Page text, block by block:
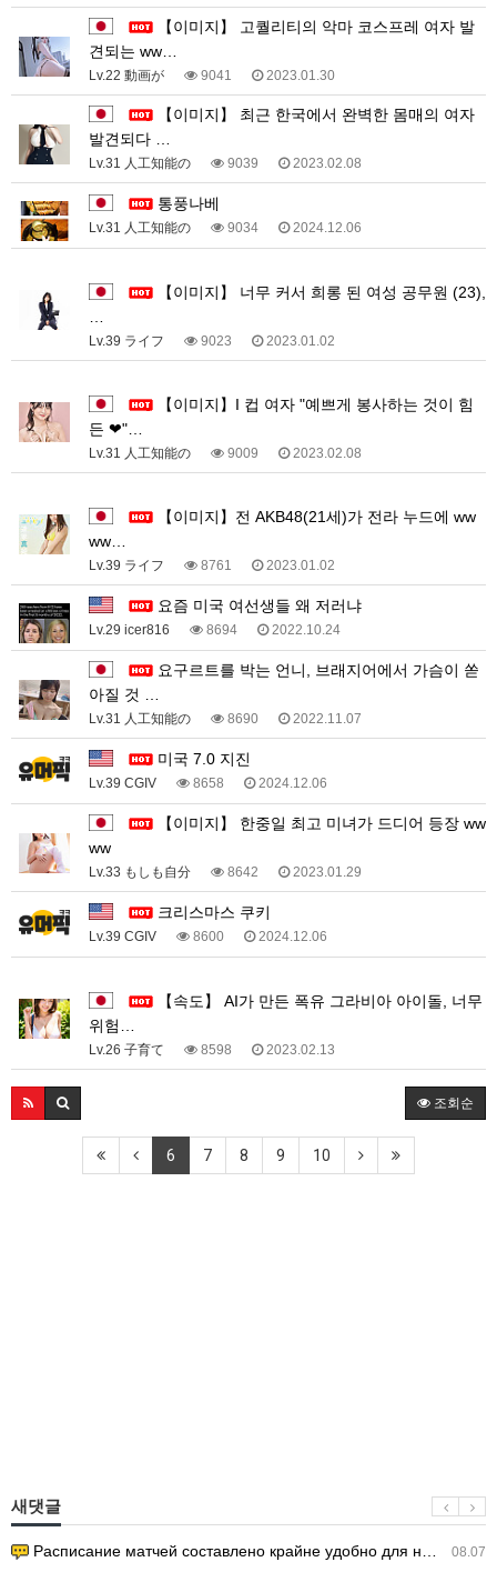
견되는 ww…
Lv.22 動画が 9041 2023.01.30
발견되다 …
Lv.31 人工知能の 9039 2023.02.08
통풍나베
Lv.31 人工知能の 9034 2024.12.06
Lv.39 ライフ 9023 2023.01.02
든 ❤"…
Lv.31 人工知能の 9009 2023.02.08
ww…
Lv.39 ライフ 8761 2023.01.02
요즘 미국 여선생들 왜 저러냐
Lv.29 icer816 8694 2022.10.24
아질 것 …
Lv.31 人工知能の 8690 2022.11.07
미국 7.0 지진
Lv.39 CGIV 8658 2024.12.06
ww
Lv.33 もしも自分 8642 2023.01.29
크리스마스 쿠키
Lv.39 CGIV 8600 2024.12.06
위험…
Lv.26 子育て 8598 2023.02.13
조회순
6 7 8 9 10
새댓글
08.07
Расписание матчей составлено крайне удобно для нашего часово…